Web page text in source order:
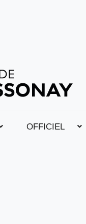
OFFICIEL